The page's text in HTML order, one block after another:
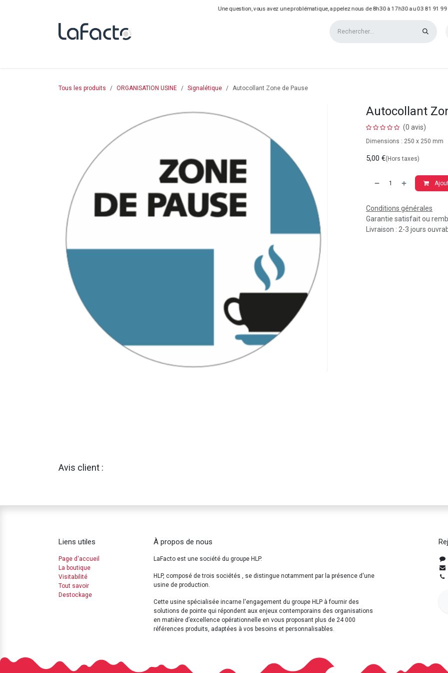
Une question, vous avez une problématique, appelez nous de 8h30 à 17h30 au 03 81 91 99
Tous les produits ORGANISATION USINE Signalétique Autocollant Zone de Pause
Autocollant
(0 avis)
Dimensions : 250 x 250 mm
5,00 €(Hors taxes)
Conditions générales
Garantie satisfait ou
Livraison : 2-3 jours
Avis client :
Liens utiles
Page d'accueil
La boutique
Visitabilité
Tout savoir
Destockage
À propos de nous
LaFacto est une société du groupe HLP.
HLP, composé de trois sociétés , se distingue notamment par la présence d'une
usine de production.
Cette usine spécialisée incarne l'engagement du groupe HLP à fournir des
solutions de pointe qui répondent aux enjeux contemporains des organisations
en matière d’excellence opérationnelle en vous proposant plus de 24 000
références produits, adaptées à vos besoins et personnalisables.